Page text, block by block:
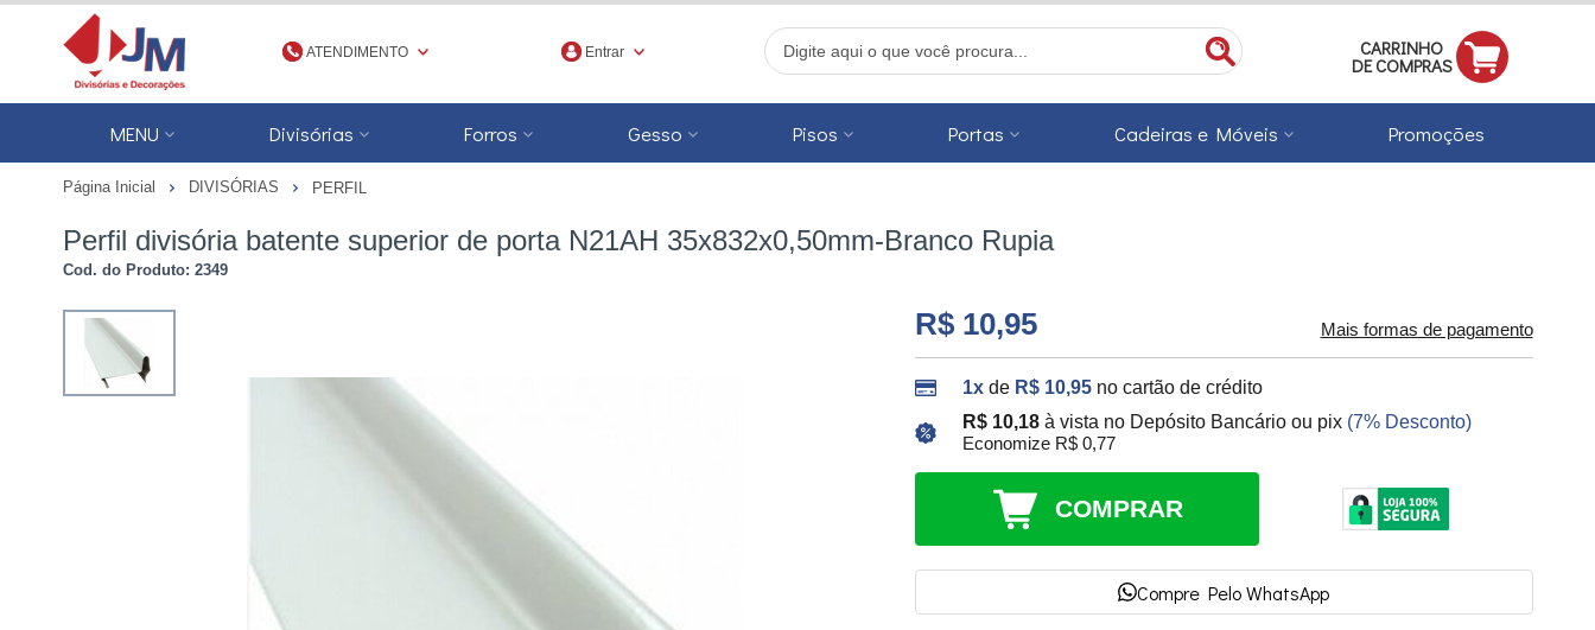
ATENDIMENTO
(48) 3623-1777
4836231777
Entrar CARRINHO
DE COMPRAS
MENU Divisórias Forros Gesso Pisos Portas Cadeiras e Móveis Promoções
Página Inicial DIVISÓRIAS PERFIL
Perfil divisória batente superior de porta N21AH 35x832x0,50mm-Branco Rupia
Cod. do Produto: 2349
R$ 10,95 Mais formas de pagamento
1x de R$ 10,95 no cartão de crédito
R$ 10,18à vista no Depósito Bancário ou pix (7% Desconto)
Economize R$ 0,77
COMPRAR
Compre Pelo WhatsApp